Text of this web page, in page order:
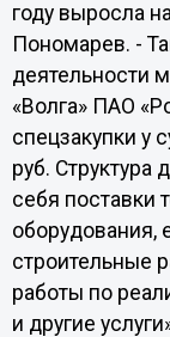
году выросла
Пономарев. -
деятельности
«Волга» ПАО
спецзакупки у
руб. Структура
себя поставки
оборудования,
строительные
работы по
и другие